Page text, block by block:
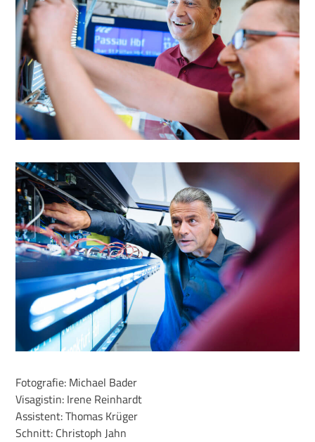
Fotografie: Michael Bader
Visagistin: Irene Reinhardt
Assistent: Thomas Krüger
Schnitt: Christoph Jahn